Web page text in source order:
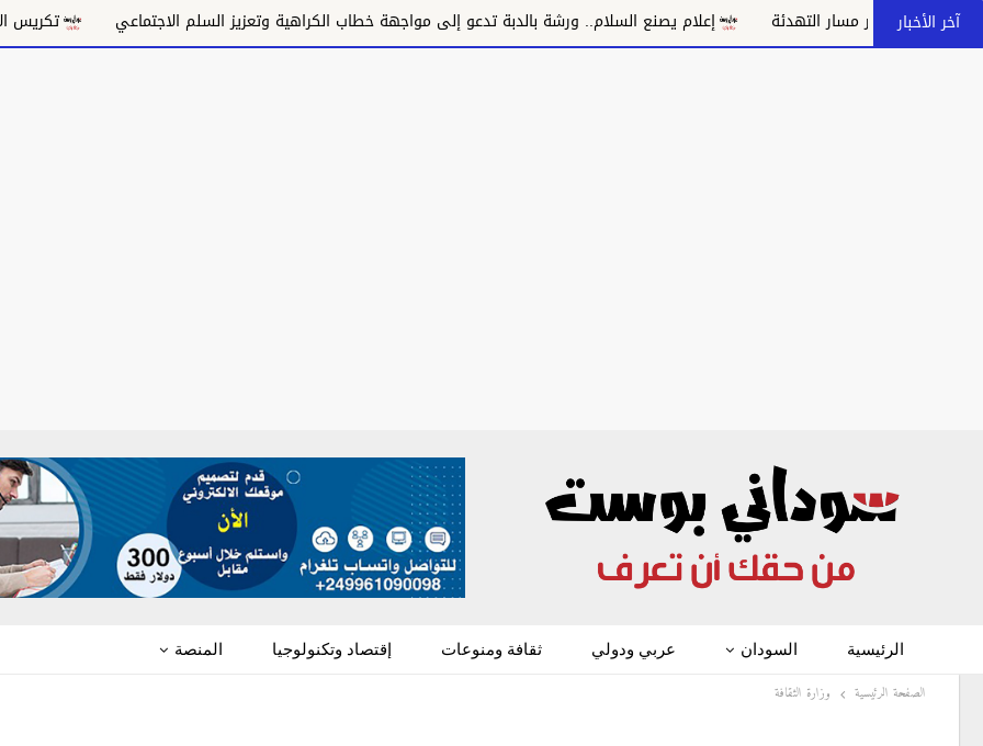
آخر الأخبار
بانهيار مسار التهدئة إعلام يصنع السلام.. ورشة بالدبة تدعو إلى مواجهة خطاب الكراهية وتعزيز السلم الاجتماعي تكريس
الرئيسية السودان عربي ودولي ثقافة ومنوعات إقتصاد وتكنولوجيا المنصة
الصفحة الرئيسية وزارة الثقافة